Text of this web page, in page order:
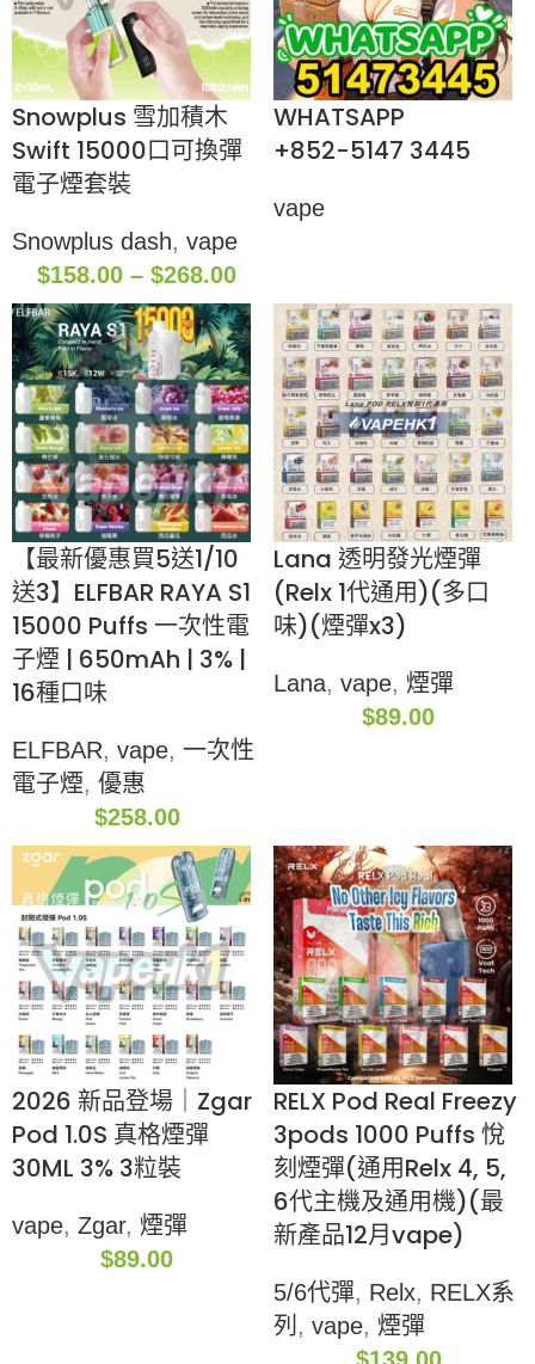
Snowplus 雪加積木
Swift 15000口可換彈
電子煙套裝
Snowplus dash, vape
$158.00 – $268.00
WHATSAPP
+852-5147 3445
vape
【最新優惠買5送1/10
送3】ELFBAR RAYA S1
15000 Puffs 一次性電
子煙 | 650mAh | 3% |
16種口味
ELFBAR, vape, 一次性
電子煙, 優惠
$258.00
Lana 透明發光煙彈
(Relx 1代通用)(多口
味)(煙彈x3)
Lana, vape, 煙彈
$89.00
2026 新品登場｜Zgar
Pod 1.0S 真格煙彈
30ML 3% 3粒裝
vape, Zgar, 煙彈
$89.00
RELX Pod Real Freezy
3pods 1000 Puffs 悅
刻煙彈(通用Relx 4, 5,
6代主機及通用機)(最
新產品12月vape)
5/6代彈, Relx, RELX系
列 , vape, 煙彈